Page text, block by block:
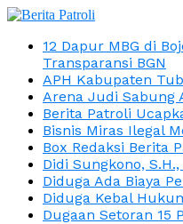
12 Dapur MBG di
Transparansi BGN
APH Kabupaten
Arena Judi Sabung
Berita Patroli
Bisnis Miras Ilegal
Box Redaksi Berita
Didi Sungkono,
Diduga Ada Biaya
Diduga Kebal
Dugaan Setoran 15